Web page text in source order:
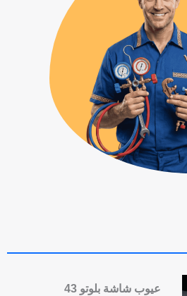
عيوب شاشة بلوتو 43